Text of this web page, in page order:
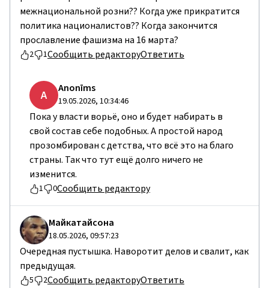
межнациональной розни?? Когда уже прикратится
политика националистов?? Когда закончится
прославление фашизма на 16 марта?
2 1Сообщить редакторуОтветить
A Anonīms
19.05.2026, 10:34:46
Пока у власти ворьё, оно и будет набирать в
свой состав себе подобных. А простой народ
прозомбирован с детства, что всё это на благо
страны. Так что тут ещё долго ничего не
изменится.
1 0Сообщить редактору
Майкатайсона
18.05.2026, 09:57:23
Очередная пустышка. Наворотит делов и свалит, как
предыдущая.
5 2Сообщить редакторуОтветить